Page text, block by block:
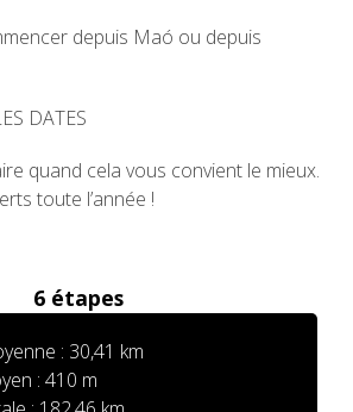
depuis Maó ou depuis
DATES
quand cela vous convient le mieux.
toute l’année !
6 étapes
: 30,41 km
: 410 m